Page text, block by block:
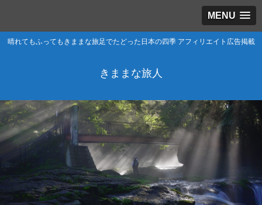
MENU
晴れてもふってもきままな旅足でたどった日本の四季 アフィリエイト広告掲載
きままな旅人